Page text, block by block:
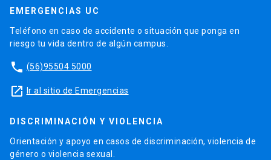
EMERGENCIAS UC
Teléfono en caso de accidente o situación que ponga en
riesgo tu vida dentro de algún campus.
phone (56)95504 5000
launch Ir al sitio de Emergencias
DISCRIMINACIÓN Y VIOLENCIA
Orientación y apoyo en casos de discriminación, violencia de
género o violencia sexual.